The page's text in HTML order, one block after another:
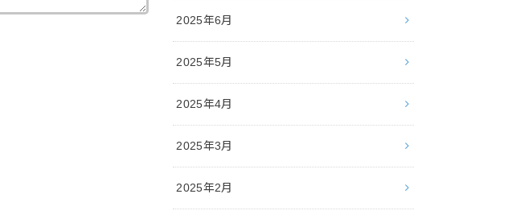
2025年6月
2025年5月
2025年4月
2025年3月
2025年2月